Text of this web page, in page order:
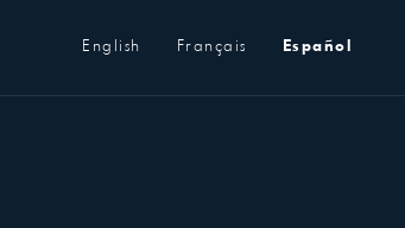
English Français Español